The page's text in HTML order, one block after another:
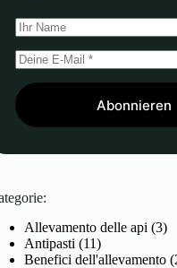
Abonnieren
Allevamento delle api (3)
Antipasti (11)
Benefici dell'allevamento